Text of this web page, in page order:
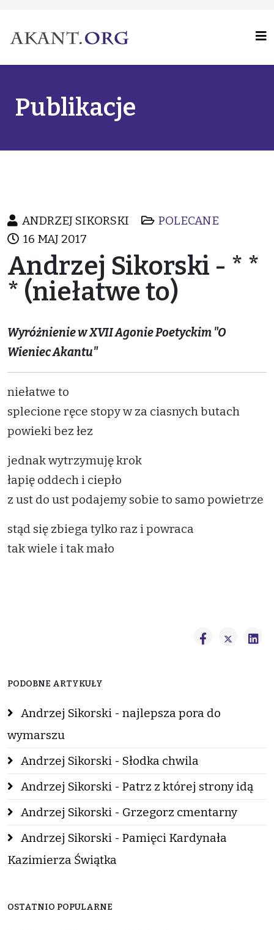
Publikacje
ANDRZEJ SIKORSKI
POLECANE
16 MAJ 2017
Andrzej Sikorski - * *
* (niełatwe to)
Wyróżnienie w XVII Agonie Poetyckim "O
Wieniec Akantu"
niełatwe to
splecione ręce stopy w za ciasnych butach
powieki bez łez
jednak wytrzymuję krok
łapię oddech i ciepło
z ust do ust podajemy sobie to samo powietrze
stąd się zbiega tylko raz i powraca
tak wiele i tak mało
PODOBNE ARTYKUŁY
Andrzej Sikorski - najlepsza pora do
wymarszu
Andrzej Sikorski - Słodka chwila
Andrzej Sikorski - Patrz z której strony idą
Andrzej Sikorski - Grzegorz cmentarny
Andrzej Sikorski - Pamięci Kardynała
Kazimierza Świątka
OSTATNIO POPULARNE